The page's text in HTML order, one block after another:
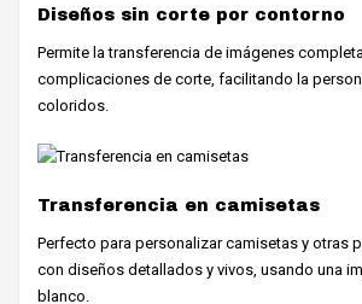
Diseños sin corte por contorno
Permite la transferencia de imágenes
complicaciones de corte, facilitando la
coloridos.
Transferencia en camisetas
Perfecto para personalizar camisetas y otras
con diseños detallados y vivos, usando una
blanco.